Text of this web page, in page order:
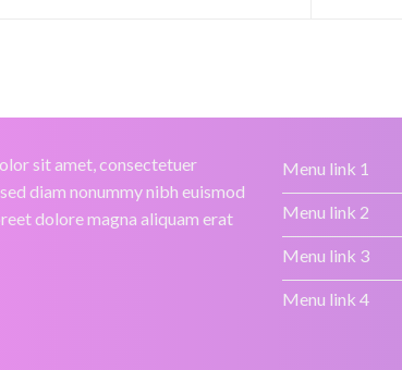
sit amet, consectetuer
diam nonummy nibh euismod
dolore magna aliquam erat
Menu link 1
Menu link 2
Menu link 3
Menu link 4